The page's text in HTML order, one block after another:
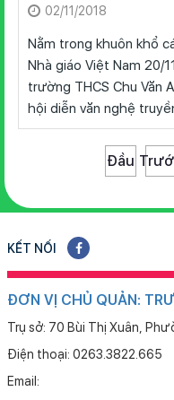
02/11/2018
Nằm trong khuôn khổ
Nhà giáo Việt Nam 20/
trường THCS Chu Văn
hội diễn văn nghệ
Đầu
KẾT NỐI
ĐƠN VỊ CHỦ QUẢN:
Trụ sở: 70 Bùi Thị Xuân,
Điện thoại: 0263.3822.665
Email: